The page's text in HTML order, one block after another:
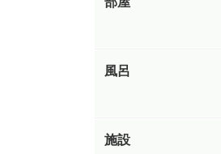
風呂
施設